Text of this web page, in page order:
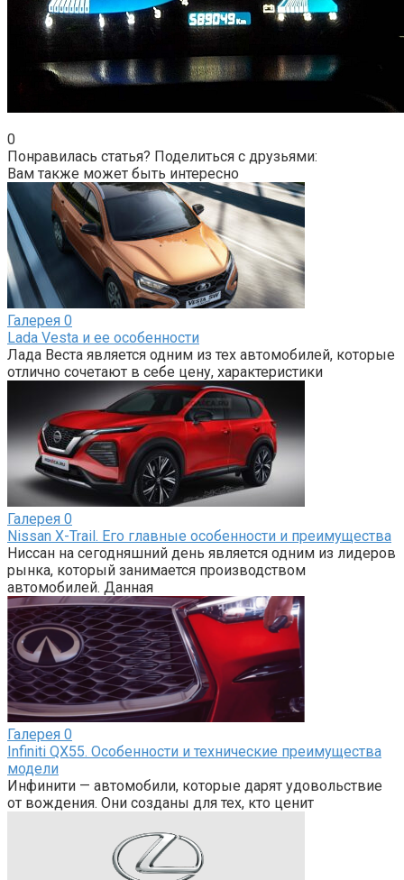
0
Понравилась статья? Поделиться с друзьями:
Вам также может быть интересно
Галерея 0
Lada Vesta и ее особенности
Лада Веста является одним из тех автомобилей, которые
отлично сочетают в себе цену, характеристики
Галерея 0
Nissan X-Trail. Его главные особенности и преимущества
Ниссан на сегодняшний день является одним из лидеров
рынка, который занимается производством
автомобилей. Данная
Галерея 0
Infiniti QX55. Особенности и технические преимущества
модели
Инфинити — автомобили, которые дарят удовольствие
от вождения. Они созданы для тех, кто ценит